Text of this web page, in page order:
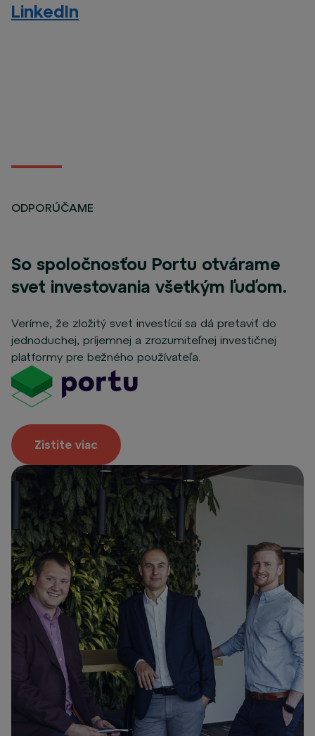
LinkedIn
ODPORÚČAME
So spoločnosťou Portu otvárame
svet investovania všetkým ľuďom.
Veríme, že zložitý svet investícií sa dá pretaviť do
jednoduchej, príjemnej a zrozumiteľnej investičnej
platformy pre bežného používateľa.
Zistite viac